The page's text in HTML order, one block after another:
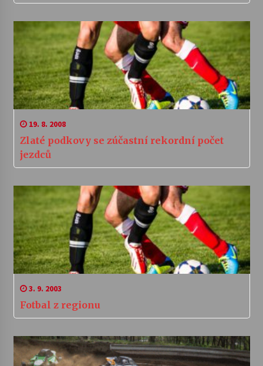
19. 8. 2008
Zlaté podkovy se zúčastní rekordní počet
jezdců
3. 9. 2003
Fotbal z regionu